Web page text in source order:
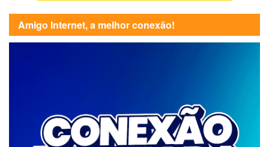
Amigo Internet, a melhor conexão!